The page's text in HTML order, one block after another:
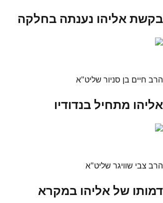
בקשת אליהו נענתה בחלקה
הרב חיים בן סניור שליט"א
אליהו מתחיל בנדודיו
הרב צבי שוויגר שליט"א
דמותו של אליהו במקרא